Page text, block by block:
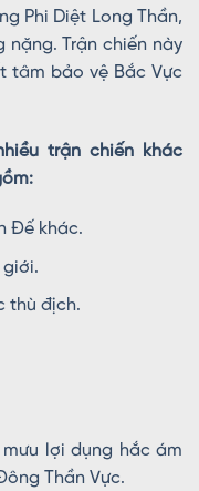
Phi Diệt Long Thần,
nặng. Trận chiến này
tâm bảo vệ Bắc Vực
trận chiến khác
Đế khác.
giới.
thù địch.
mưu lợi dụng hắc ám
Thần Vực.